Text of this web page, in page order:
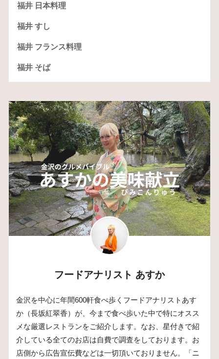
福井 日本料理
福井 すし
福井 フランス料理
福井 そば
フードアナリスト あすか
金沢を中心に年間600軒食べ歩くフードアナリストあす
か（長坂紅翠香）が、今まで食べ歩いた中で特にオスス
メな厳選レストランをご紹介します。なお、星付きで紹
介している全てのお店は自費で調査をしております。お
店側から広告宣伝費などは一切頂いておりません。「ニ